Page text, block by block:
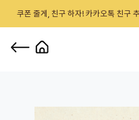
쿠폰 줄게, 친구 하자! 카카오톡 친구